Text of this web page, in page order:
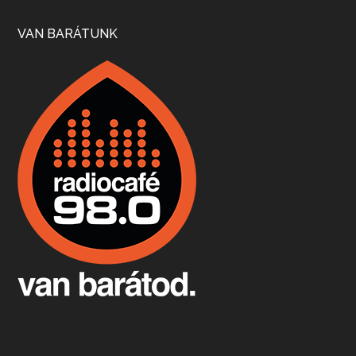
Boston, teadélután, bab és homár
Apr 9, 2026 • 00:37:17
Fermentáljunk, a testünk meghálálja!
Apr 3, 2026 • 00:36:07
VAN BARÁTUNK